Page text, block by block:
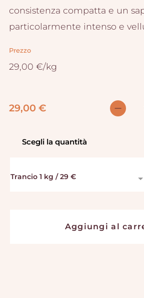
consistenza compatta e un
particolarmente intenso e
Prezzo
29,00 €/kg
29,00 €
Scegli la quantità
Trancio 1 kg / 29 €
Aggiungi al